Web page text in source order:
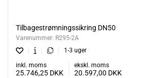
Tilbagestrømningssikring DN50
Varenummer: R295-2A
1-3 uger
inkl. moms
25.746,25 DKK
ekskl. moms
20.597,00 DKK